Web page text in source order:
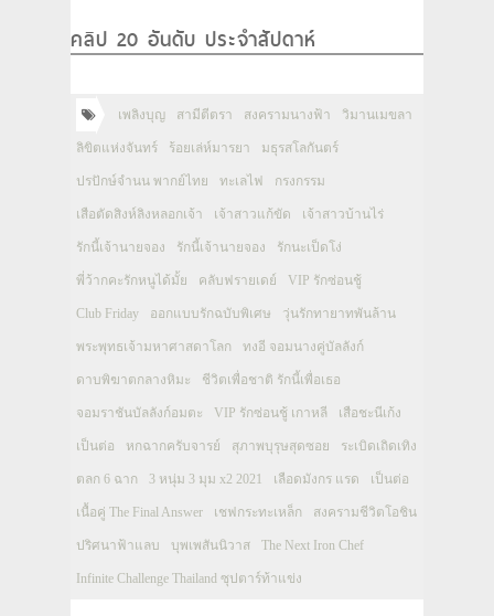
คลิป 20 อันดับ ประจำสัปดาห์
เพลิงบุญ สามีตีตรา สงครามนางฟ้า วิมานเมขลา
ลิขิตแห่งจันทร์ ร้อยเล่ห์มารยา มธุรสโลกันตร์
ปรปักษ์จำนน พากย์ไทย ทะเลไฟ กรงกรรม
เสือตัดสิงห์ลิงหลอกเจ้า เจ้าสาวแก้ขัด เจ้าสาวบ้านไร่
รักนี้เจ้านายจอง รักนี้เจ้านายจอง รักนะเป็ดโง่
พี่ว้ากคะรักหนูได้มั้ย คลับฟรายเดย์ VIP รักซ่อนชู้
Club Friday ออกแบบรักฉบับพิเศษ วุ่นรักทายาทพันล้าน
พระพุทธเจ้ามหาศาสดาโลก ทงอี จอมนางคู่บัลลังก์
ดาบพิฆาตกลางหิมะ ชีวิตเพื่อชาติ รักนี้เพื่อเธอ
จอมราชันบัลลังก์อมตะ VIP รักซ่อนชู้ เกาหลี เสือชะนีเก้ง
เป็นต่อ หกฉากครับจารย์ สุภาพบุรุษสุดซอย ระเบิดเถิดเทิง
ตลก 6 ฉาก 3 หนุ่ม 3 มุม x2 2021 เลือดมังกร แรด เป็นต่อ
เนื้อคู่ The Final Answer เชฟกระทะเหล็ก สงครามชีวิตโอชิน
ปริศนาฟ้าแลบ บุพเพสันนิวาส The Next Iron Chef
Infinite Challenge Thailand ซุปตาร์ท้าแข่ง